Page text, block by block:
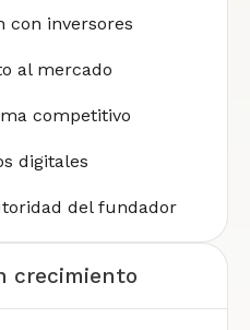
con inversores
al mercado
competitivo
digitales
del fundador
crecimiento